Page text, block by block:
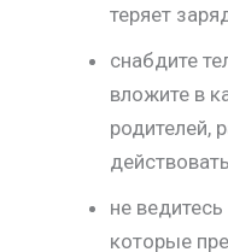
теряет
снабдите
вложите в
родителей,
не
которые